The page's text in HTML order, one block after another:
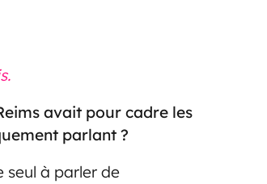
avait pour cadre les
parlant ?
seul à parler de